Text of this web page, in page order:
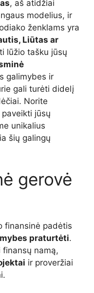
, aš atidžiai
modelius, ir
ženklams yra
Liūtas ar
lūžio tašku jūsų
galimybes ir
gali turėti didelį
Norite
jūsų
unikalius
šių galingų
gerovė
finansinė padėtis
praturtėti.
namą,
ir proveržiai